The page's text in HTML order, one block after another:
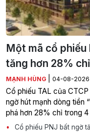
Một mã cổ phiếu
tăng hơn 28%
MẠNH HÙNG 04-08-2026
Cổ phiếu TAL của
ngờ hút mạnh dòng tiền
phá hơn 28% chỉ trong
Cổ phiếu PNJ bất ngờ